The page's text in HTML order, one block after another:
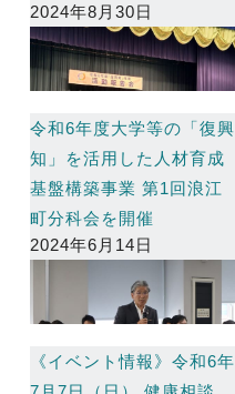
2024年8月30日
令和6年度大学等の「復興
知」を活用した人材育成
基盤構築事業 第1回浪江
町分科会を開催
2024年6月14日
《イベント情報》令和6年